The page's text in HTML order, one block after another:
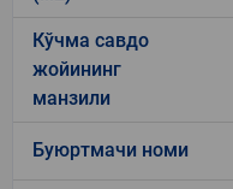
Кўчма савдо
жойининг
манзили
Буюртмачи номи